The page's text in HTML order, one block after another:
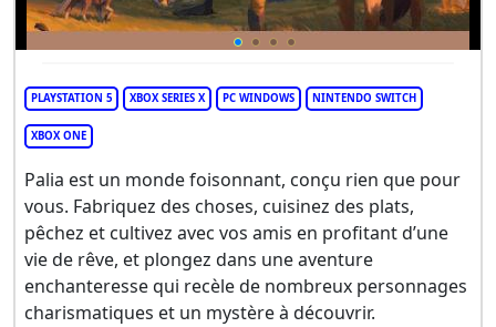
PLAYSTATION 5 XBOX SERIES X PC WINDOWS NINTENDO SWITCH
XBOX ONE
Palia est un monde foisonnant, conçu rien que pour
vous. Fabriquez des choses, cuisinez des plats,
pêchez et cultivez avec vos amis en profitant d’une
vie de rêve, et plongez dans une aventure
enchanteresse qui recèle de nombreux personnages
charismatiques et un mystère à découvrir.